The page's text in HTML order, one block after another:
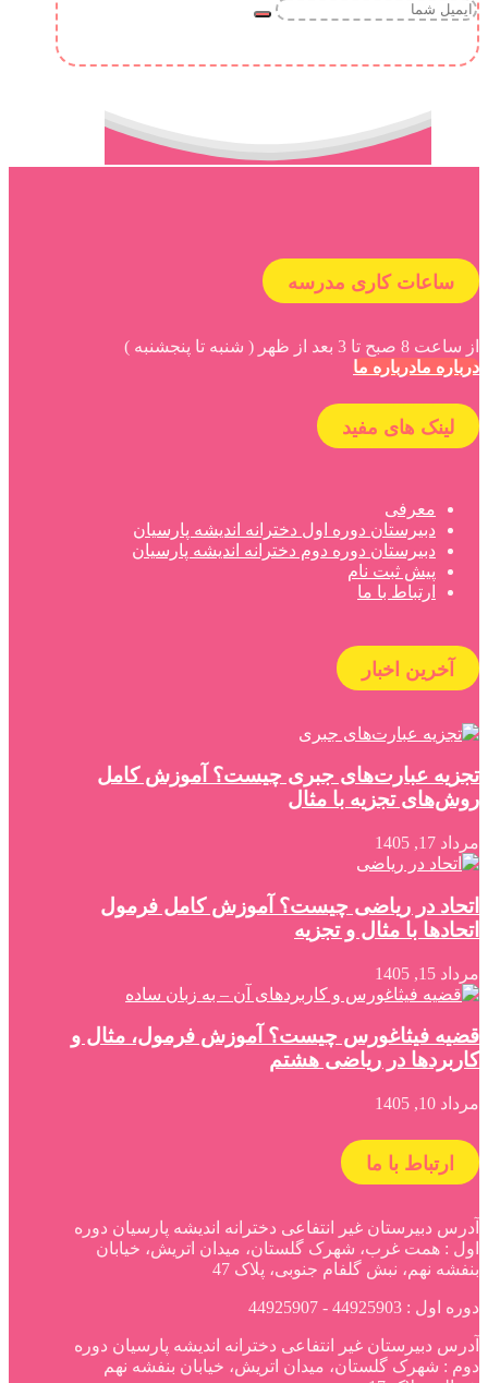
ساعات کاری مدرسه
از ساعت 8 صبح تا 3 بعد از ظهر ( شنبه تا پنجشنبه )
درباره مادرباره ما
لینک های مفید
معرفی
دبیرستان دوره اول دخترانه اندیشه پارسیان
دبیرستان دوره دوم دخترانه اندیشه پارسیان
پیش ثبت نام
ارتباط با ما
آخرین اخبار
تجزیه عبارت‌های جبری چیست؟ آموزش کامل
روش‌های تجزیه با مثال
مرداد 17, 1405
اتحاد در ریاضی چیست؟ آموزش کامل فرمول
اتحادها با مثال و تجزیه
مرداد 15, 1405
قضیه فیثاغورس چیست؟ آموزش فرمول، مثال و
کاربردها در ریاضی هشتم
مرداد 10, 1405
ارتباط با ما
آدرس دبیرستان غیر انتفاعی دخترانه اندیشه پارسیان دوره
اول : همت غرب، شهرک گلستان، میدان اتریش، خیابان
بنفشه نهم، نبش گلفام جنوبی، پلاک 47
دوره اول : 44925903 - 44925907
آدرس دبیرستان غیر انتفاعی دخترانه اندیشه پارسیان دوره
دوم : شهرک گلستان، میدان اتریش، خیابان بنفشه نهم